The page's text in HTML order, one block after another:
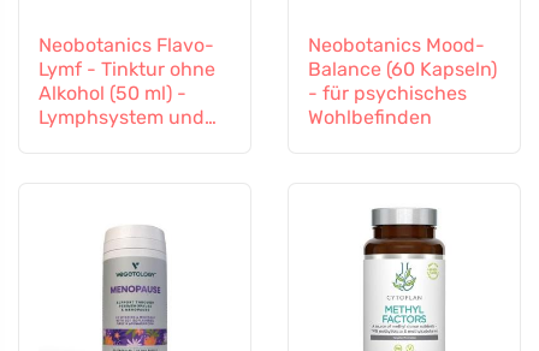
Neobotanics Flavo-
Lymf - Tinktur ohne
Alkohol (50 ml) -
Lymphsystem und
Neobotanics Mood-
Balance (60 Kapseln)
- für psychisches
Wohlbefinden